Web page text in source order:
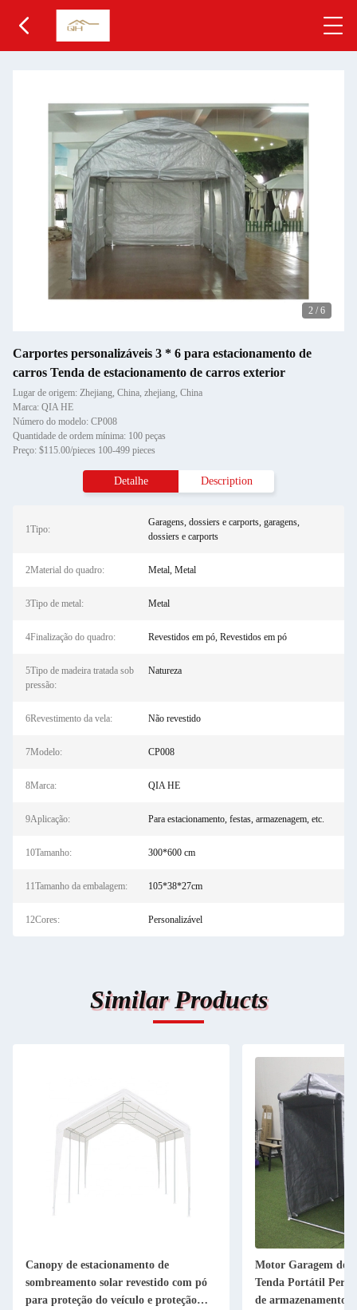
3 / 6
Carportes personalizáveis 3 * 6 para estacionamento de
carros Tenda de estacionamento de carros exterior
Lugar de origem: Zhejiang, China, zhejiang, China
Marca: QIA HE
Número do modelo: CP008
Quantidade de ordem mínima: 100 peças
Preço: $115.00/pieces 100-499 pieces
Detalhe Description
1Tipo:
Garagens, dossiers e carports, garagens,
dossiers e carports
2Material do quadro: Metal, Metal
3Tipo de metal: Metal
4Finalização do quadro: Revestidos em pó, Revestidos em pó
5Tipo de madeira tratada sob
pressão:
Natureza
6Revestimento da vela: Não revestido
7Modelo: CP008
8Marca: QIA HE
9Aplicação: Para estacionamento, festas, armazenagem, etc.
10Tamanho: 300*600 cm
11Tamanho da embalagem: 105*38*27cm
12Cores: Personalizável
Similar Products
Canopy de estacionamento de
sombreamento solar revestido com pó
para proteção do veículo e proteção
Motor Garagem de
Tenda Portátil Perfeito
de armazenamento ao ar